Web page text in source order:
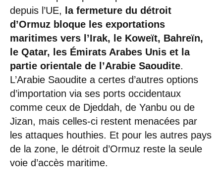
depuis l’UE,
la fermeture du détroit
d’Ormuz bloque les exportations
maritimes vers l’Irak, le Koweït, Bahreïn,
le Qatar, les Émirats Arabes Unis et la
partie orientale de l’Arabie Saoudite.
L’Arabie Saoudite a certes d’autres options
d’importation via ses ports occidentaux
comme ceux de Djeddah, de Yanbu ou de
Jizan, mais celles-ci restent menacées par
les attaques houthies. Et pour les autres pays
de la zone, le détroit d’Ormuz reste la seule
voie d’accès maritime.